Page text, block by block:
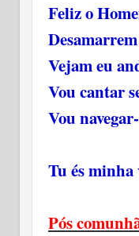
Feliz o
Vejam eu
Vou cantar
Vou
Tu és minha
Pós